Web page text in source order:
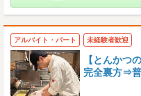
アルバイト・パート 未経験者歓迎
【とんかつ
完全裏方⇒